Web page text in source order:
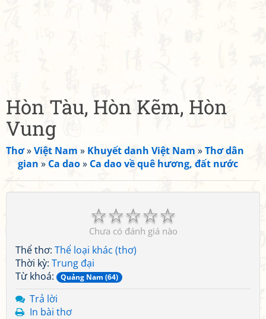
Hòn Tàu, Hòn Kẽm, Hòn
Vung
Thơ»Việt Nam » Khuyết danh Việt Nam »Thơ dân
gian » Ca dao» Ca dao về quê hương, đất nước
☆
☆
☆
☆
☆
Chưa có đánh giá nào
Thể thơ: Thể loại khác (thơ)
Thời kỳ: Trung đại
Từ khoá:
Quảng Nam (64)
Trả lời
In bài thơ